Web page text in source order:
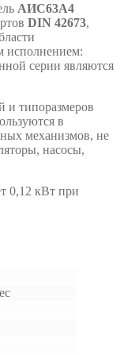
АИС63А4
DIN 42673,
исполнением:
серии являются
и типоразмеров
в
механизмов, не
насосы,
0,12 кВт при